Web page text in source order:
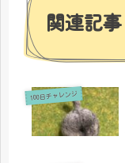
関連記事
100日チャレンジ